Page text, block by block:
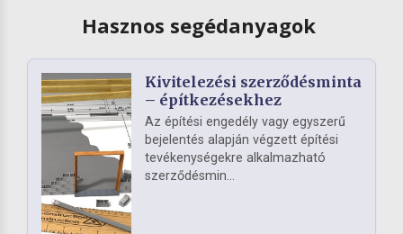
Hasznos segédanyagok
Kivitelezési szerződésminta
– építkezésekhez
Az építési engedély vagy egyszerű
bejelentés alapján végzett építési
tevékenységekre alkalmazható
szerződésmin...